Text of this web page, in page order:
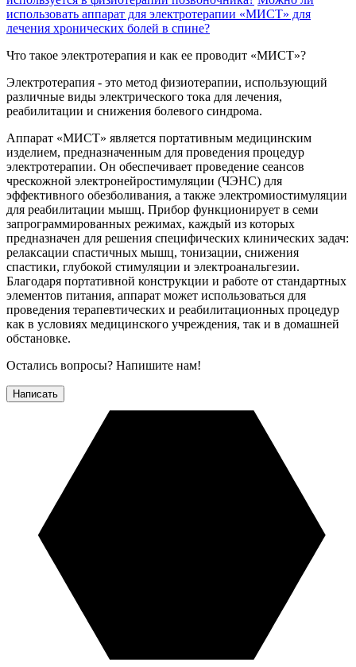
использовать аппарат для электротерапии «МИСТ» для
лечения хронических болей в спине?
Что такое электротерапия и как ее проводит «МИСТ»?
Электротерапия - это метод физиотерапии, использующий
различные виды электрического тока для лечения,
реабилитации и снижения болевого синдрома.
Аппарат «МИСТ» является портативным медицинским
изделием, предназначенным для проведения процедур
электротерапии. Он обеспечивает проведение сеансов
чрескожной электронейростимуляции (ЧЭНС) для
эффективного обезболивания, а также электромиостимуляции
для реабилитации мышц. Прибор функционирует в семи
запрограммированных режимах, каждый из которых
предназначен для решения специфических клинических задач:
релаксации спастичных мышц, тонизации, снижения
спастики, глубокой стимуляции и электроанальгезии.
Благодаря портативной конструкции и работе от стандартных
элементов питания, аппарат может использоваться для
проведения терапевтических и реабилитационных процедур
как в условиях медицинского учреждения, так и в домашней
обстановке.
Остались вопросы? Напишите нам!
Написать